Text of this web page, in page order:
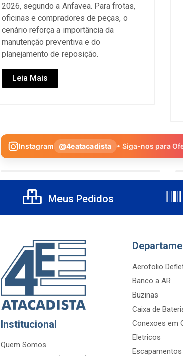
2026, segundo a Anfavea. Para frotas,
oficinas e compradores de peças, o
cenário reforça a importância da
manutenção preventiva e do
planejamento de reposição.
Leia Mais
Instagram @4eatacadista • Siga-nos para
Meus Pedidos
Institucional
Quem Somos
Aerofolio
Banco a AR
Buzinas
Caixa de
Conexoes em
Eletricos
Escapamentos